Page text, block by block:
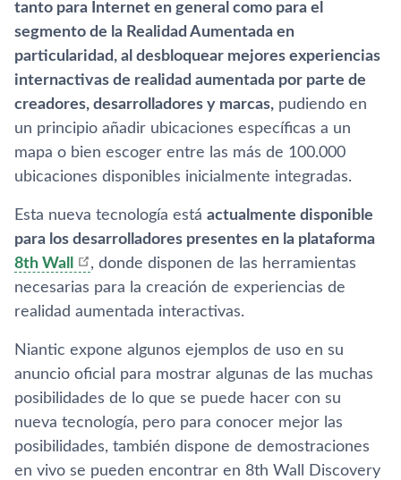
tanto para Internet en general como para el
segmento de la Realidad Aumentada en
particularidad, al desbloquear mejores experiencias
internactivas de realidad aumentada por parte de
creadores, desarrolladores y marcas, pudiendo en
un principio añadir ubicaciones específicas a un
mapa o bien escoger entre las más de 100.000
ubicaciones disponibles inicialmente integradas.
Esta nueva tecnología está actualmente disponible
para los desarrolladores presentes en la plataforma
8th Wall
, donde disponen de las herramientas
necesarias para la creación de experiencias de
realidad aumentada interactivas.
Niantic expone algunos ejemplos de uso en su
anuncio oficial para mostrar algunas de las muchas
posibilidades de lo que se puede hacer con su
nueva tecnología, pero para conocer mejor las
posibilidades, también dispone de demostraciones
en vivo se pueden encontrar en 8th Wall Discovery